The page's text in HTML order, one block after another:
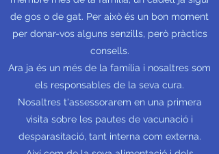
de gos o de gat. Per això és un bon moment
per donar-vos alguns senzills, però pràctics
consells.
Ara ja és un més de la família i nosaltres som
els responsables de la seva cura.
Nosaltres t'assessorarem en una primera
visita sobre les pautes de vacunació i
desparasitació, tant interna com externa.